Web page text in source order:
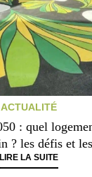
ACTUALITÉ
: quel
? les défis et
LIRE LA SUITE